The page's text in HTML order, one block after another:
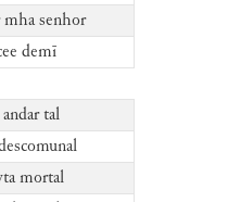
mha senhor
demī
tal
mortal